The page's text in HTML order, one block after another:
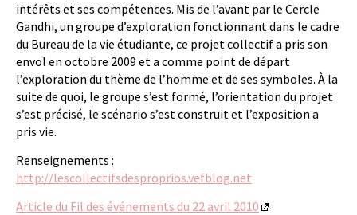
intérêts et ses compétences. Mis de l’avant par le Cercle
Gandhi, un groupe d’exploration fonctionnant dans le cadre
du Bureau de la vie étudiante, ce projet collectif a pris son
envol en octobre 2009 et a comme point de départ
l’exploration du thème de l’homme et de ses symboles. À la
suite de quoi, le groupe s’est formé, l’orientation du projet
s’est précisé, le scénario s’est construit et l’exposition a
pris vie.
Renseignements :
http://lescollectifsdesproprios.vefblog.net
Article du Fil des événements du 22 avril 2010